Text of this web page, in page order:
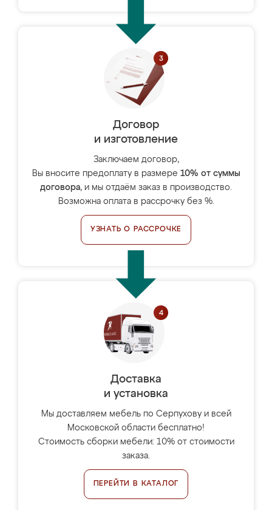
Договор
и изготовление
Заключаем договор,
Вы вносите предоплату в размере 10% от суммы
договора, и мы отдаём заказ в производство.
Возможна оплата в рассрочку без %.
УЗНАТЬ О РАССРОЧКЕ
Доставка
и установка
Мы доставляем мебель по Серпухову и всей
Московской области бесплатно!
Стоимость сборки мебели: 10% от стоимости
заказа.
ПЕРЕЙТИ В КАТАЛОГ